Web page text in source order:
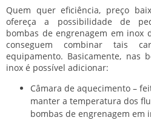
Quem quer eficiência, preço
ofereça a possibilidade de
bombas de engrenagem em inox
conseguem combinar tais
equipamento. Basicamente, nas
inox é possível adicionar:
Câmara de aquecimento –
manter a temperatura dos
bombas de engrenagem em